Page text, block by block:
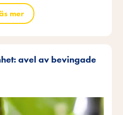
mer
avel av bevingade